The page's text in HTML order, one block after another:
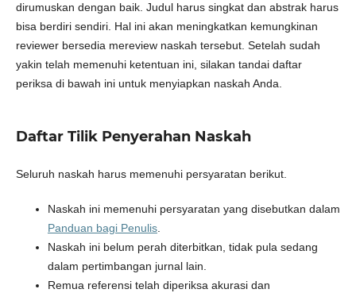
dirumuskan dengan baik. Judul harus singkat dan abstrak harus
bisa berdiri sendiri. Hal ini akan meningkatkan kemungkinan
reviewer bersedia mereview naskah tersebut. Setelah sudah
yakin telah memenuhi ketentuan ini, silakan tandai daftar
periksa di bawah ini untuk menyiapkan naskah Anda.
Daftar Tilik Penyerahan Naskah
Seluruh naskah harus memenuhi persyaratan berikut.
Naskah ini memenuhi persyaratan yang disebutkan dalam
Panduan bagi Penulis.
Naskah ini belum perah diterbitkan, tidak pula sedang
dalam pertimbangan jurnal lain.
Remua referensi telah diperiksa akurasi dan